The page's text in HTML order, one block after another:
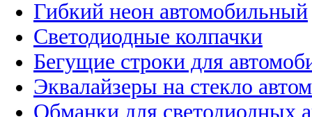
Гибкий неон автомобильный
Светодиодные колпачки
Бегущие строки для
Эквалайзеры на стекло
Обманки для светодиодных